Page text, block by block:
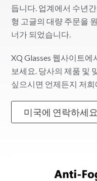
듭니다. 업계에서 수년
형 고글의 대량 주문을
너가 되었습니다.
XQ Glasses 웹사이트에
보세요. 당사의 제품 및
싶으시면 언제든지 저희
미국에 연락하세요